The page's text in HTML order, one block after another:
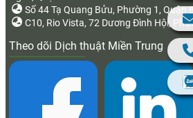
Số 44 Tạ Quang Bửu, Phường 1, Quận
C10, Rio Vista, 72 Dương Đình Hội,
Theo dõi Dịch thuật Miền Trung